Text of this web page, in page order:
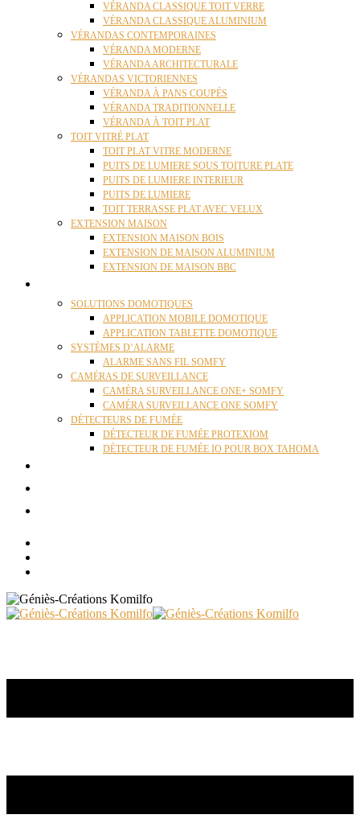
VÉRANDA CLASSIQUE TOIT VERRE
VÉRANDA CLASSIQUE ALUMINIUM
VÉRANDAS CONTEMPORAINES
VÉRANDA MODERNE
VÉRANDA ARCHITECTURALE
VÉRANDAS VICTORIENNES
VÉRANDA À PANS COUPÉS
VÉRANDA TRADITIONNELLE
VÉRANDA À TOIT PLAT
TOIT VITRÉ PLAT
TOIT PLAT VITRE MODERNE
PUITS DE LUMIERE SOUS TOITURE PLATE
PUITS DE LUMIERE INTERIEUR
PUITS DE LUMIERE
TOIT TERRASSE PLAT AVEC VELUX
EXTENSION MAISON
EXTENSION MAISON BOIS
EXTENSION DE MAISON ALUMINIUM
EXTENSION DE MAISON BBC
SOLUTIONS DOMOTIQUES
APPLICATION MOBILE DOMOTIQUE
APPLICATION TABLETTE DOMOTIQUE
SYSTÈMES D’ALARME
ALARME SANS FIL SOMFY
CAMÉRAS DE SURVEILLANCE
CAMÉRA SURVEILLANCE ONE+ SOMFY
CAMÉRA SURVEILLANCE ONE SOMFY
DÉTECTEURS DE FUMÉE
DÉTECTEUR DE FUMÉE PROTEXIOM
DÉTECTEUR DE FUMÉE IO POUR BOX TAHOMA